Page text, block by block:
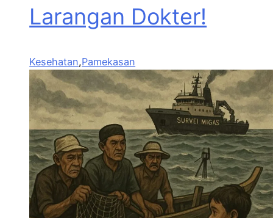
Larangan Dokter!
Kesehatan,Pamekasan